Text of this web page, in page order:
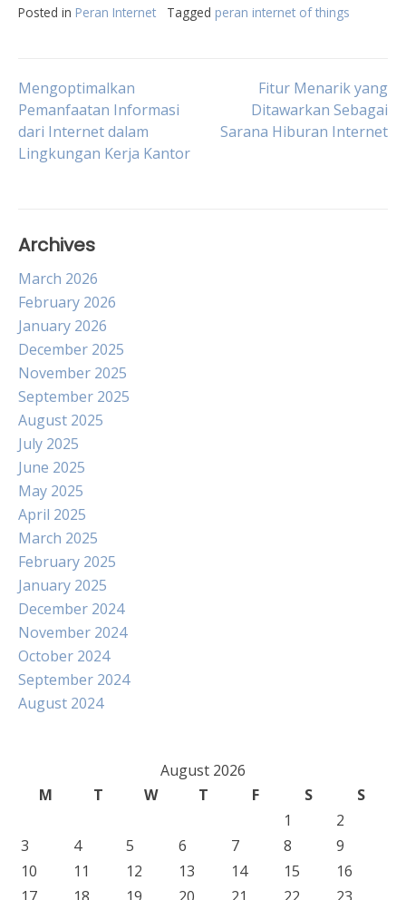
Posted in Peran Internet Tagged peran internet of things
Post
navigation
Mengoptimalkan
Pemanfaatan Informasi
dari Internet dalam
Lingkungan Kerja Kantor
Fitur Menarik yang
Ditawarkan Sebagai
Sarana Hiburan Internet
Archives
March 2026
February 2026
January 2026
December 2025
November 2025
September 2025
August 2025
July 2025
June 2025
May 2025
April 2025
March 2025
February 2025
January 2025
December 2024
November 2024
October 2024
September 2024
August 2024
August 2026
M
T W T F S
S
1
2
3
4 5 6 7 8
9
10
11 12 13 14 15
16